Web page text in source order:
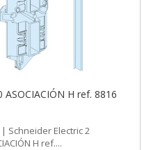
2 UNIONES METÁLICA G IP30 ASOCIACIÓN H ref. 8816
UNIONES METÁLICA G IP30 ASOCIACIÓN H ref....